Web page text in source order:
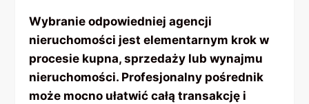
Wybranie odpowiedniej agencji
nieruchomości jest elementarnym krok w
procesie kupna, sprzedaży lub wynajmu
nieruchomości. Profesjonalny pośrednik
może mocno ułatwić całą transakcję i